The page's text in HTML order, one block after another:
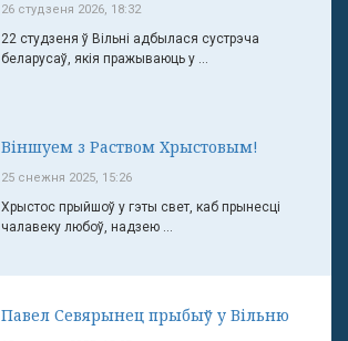
26 студзеня 2026, 18:32
22 студзеня ў Вільні адбылася сустрэча
беларусаў, якія пражываюць у ...
Віншуем з Раством Хрыстовым!
25 снежня 2025, 15:26
Хрыстос прыйшоў у гэты свет, каб прынесці
чалавеку любоў, надзею ...
Павел Севярынец прыбыў у Вільню